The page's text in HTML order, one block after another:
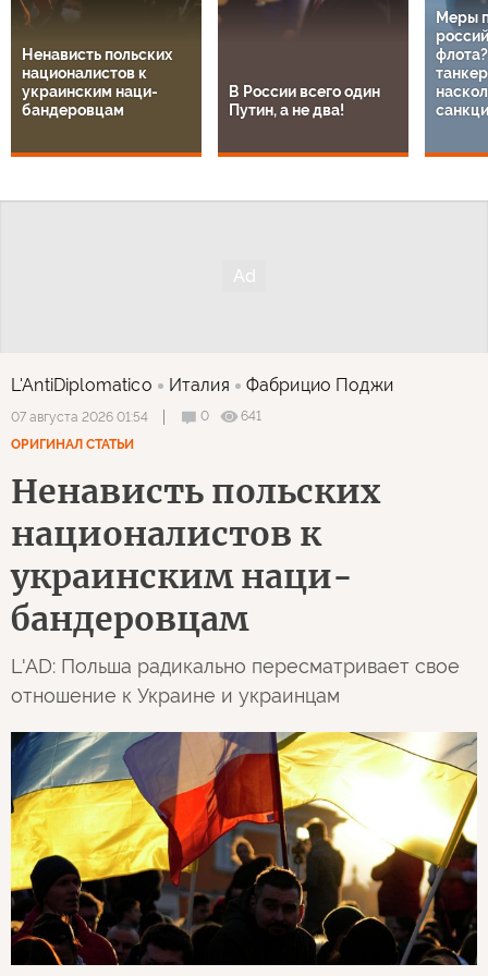
Обсуждение Правила
Чтобы участвовать в дискуссии
авторизуйтесь
или зарегистрируйтесь
Ненависть польских
украинским наци-
бандеровцам
В России всего один
Меры
07 августа 2026 01:54
641
ОРИГИНАЛ СТАТЬИ
Ненависть польских
националистов к
украинским наци-
бандеровцам